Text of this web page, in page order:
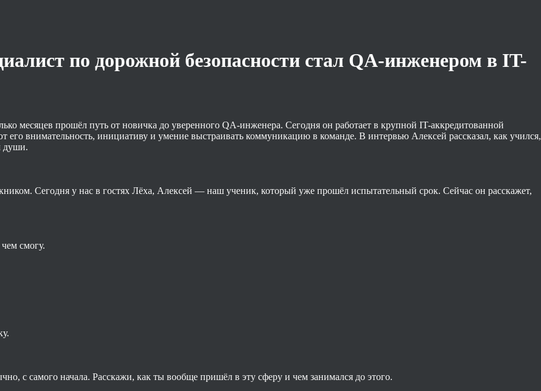
по дорожной безопасности стал QA-инженером в IT-
месяцев прошёл путь от новичка до уверенного QA-инженера. Сегодня он работает в крупной IT-аккредитованной
его внимательность, инициативу и умение выстраивать коммуникацию в команде. В интервью Алексей рассказал, как учился,
души.
Сегодня у нас в гостях Лёха, Алексей — наш ученик, который уже прошёл испытательный срок. Сейчас он расскажет,
смогу.
с самого начала. Расскажи, как ты вообще пришёл в эту сферу и чем занимался до этого.